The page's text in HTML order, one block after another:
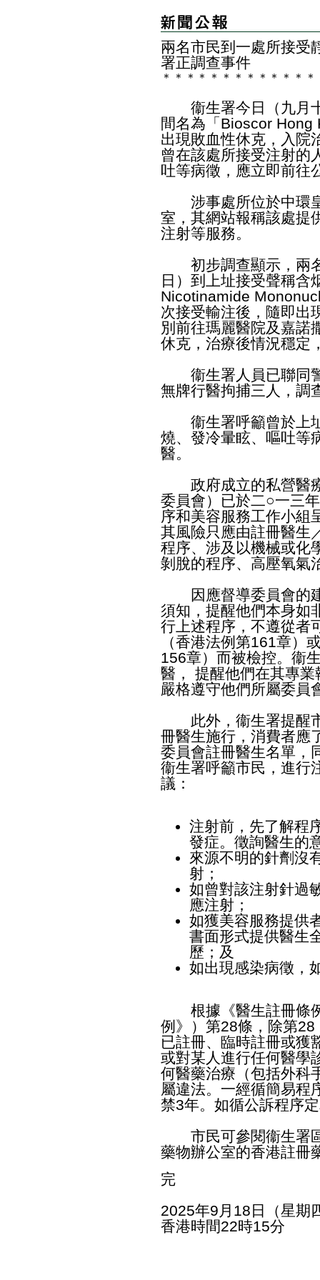
兩名市民到一處所接受
署正調查事件
＊ ＊ ＊ ＊ ＊ ＊ ＊ ＊ ＊ ＊ ＊ ＊ ＊
衞生署今日（九月十
間名為「Bioscor Hong
出現敗血性休克，入院
曾在該處所接受注射的
吐等病徵，應立即前往
涉事處所位於中環皇
室，其網站報稱該處提
注射等服務。
初步調查顯示，兩名
日）到上址接受聲稱含
Nicotinamide
次接受輸注後，隨即出
別前往瑪麗醫院及嘉諾
休克，治療後情況穩定
衞生署人員已聯同警
無牌行醫拘捕三人，調
衞生署呼籲曾於上址
燒、發冷暈眩、嘔吐等
醫。
政府成立的私營醫療
委員會）已於二○一三
序和美容服務工作小組
其風險只應由註冊醫生
程序、涉及以機械或化
剝脫的程序、高壓氧氣
因應督導委員會的建
須知，提醒他們本身如
行上述程序，不遵從者
（香港法例第161章）
156章）而被檢控。衞
醫， 提醒他們在其專
嚴格遵守他們所屬委員
此外，衞生署提醒市
冊醫生施行，消費者應
委員會註冊醫生名單 ，
衞生署呼籲市民，進行
議：
注射前，先了解程
發症。徵詢醫生的
來源不明的針劑沒
射；
如曾對該注射針過
應注射；
如獲美容服務提供
書面形式提供醫生
歷；及
如出現感染病徵，
根據《醫生註冊條例
例》）第28條，除第
已註冊、臨時註冊或獲
或對某人進行任何醫學
何醫藥治療（包括外科
屬違法。一經循簡易程
禁3年。如循公訴程序
市民可參閱衞生署
藥物辦公室的香港註冊
完
2025年9月18日（星期
香港時間22時15分